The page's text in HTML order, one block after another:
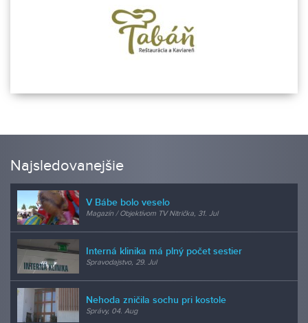
Najsledovanejšie
V Bábe bolo veselo
Magazín / Objektívom TV Nitrička, 31. Jul
Interná klinika má plný počet sestier
Spravodajstvo, 29. Jul
Nehoda zničila sochu pri kostole
Správy, 04. Aug